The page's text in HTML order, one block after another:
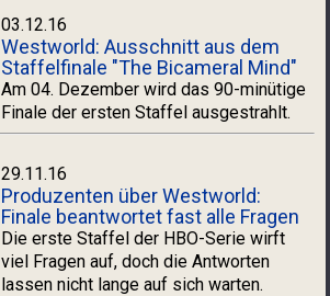
03.12.16
Westworld: Ausschnitt aus dem
Staffelfinale "The Bicameral Mind"
Am 04. Dezember wird das 90-minütige
Finale der ersten Staffel ausgestrahlt.
29.11.16
Produzenten über Westworld:
Finale beantwortet fast alle Fragen
Die erste Staffel der HBO-Serie wirft
viel Fragen auf, doch die Antworten
lassen nicht lange auf sich warten.